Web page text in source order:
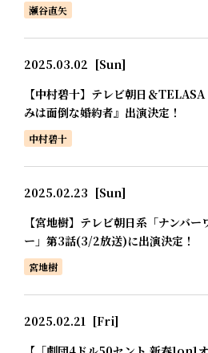
瀬谷直矢
2025.03.02 [Sun]
【中村碧十】テレビ朝日＆
みは面倒な婚約者』出演決定！
中村碧十
2025.02.23 [Sun]
【宮地樹】テレビ朝日系「ナンバ
ー」第3話(3/2放送)に出演決定！
宮地樹
2025.02.21 [Fri]